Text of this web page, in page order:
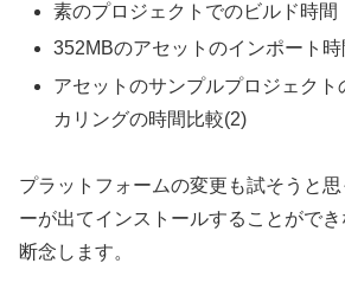
素のプロジェクトでのビルド時間
352MBのアセットのインポート時
アセットのサンプルプロジェクト
カリングの時間比較(2)
プラットフォームの変更も試そうと
ーが出てインストールすることがで
断念します。